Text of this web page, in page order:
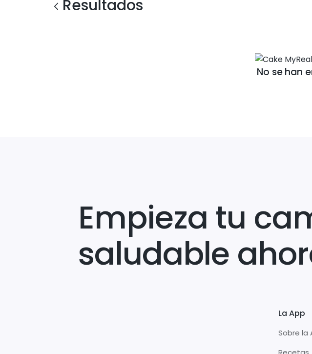
Resultados
No se han
Empieza tu
saludable
La App
Sobre la